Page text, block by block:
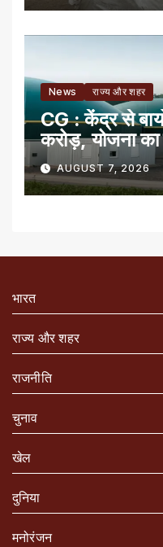
News राज्य और शहर
CG : केंद्र से
करोड़, योजना का
पहला राज्य
AUGUST 7, 2026
भारत
राज्य और शहर
राजनीति
चुनाव
खेल
दुनिया
मनोरंजन